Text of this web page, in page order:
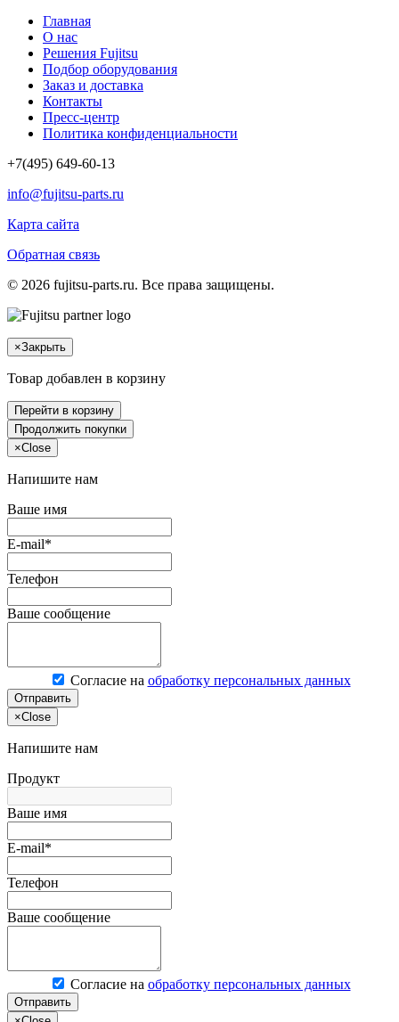
Главная
О нас
Решения Fujitsu
Подбор оборудования
Заказ и доставка
Контакты
Пресс-центр
Политика конфиденциальности
+7(495) 649-60-13
info@fujitsu-parts.ru
Карта сайта
Обратная связь
© 2026 fujitsu-parts.ru. Все права защищены.
×Закрыть
Товар добавлен в корзину
Перейти в корзину
Продолжить покупки
×Close
Напишите нам
Ваше имя
E-mail*
Телефон
Ваше сообщение
Согласие на обработку персональных данных
Отправить
×Close
Напишите нам
Продукт
Ваше имя
E-mail*
Телефон
Ваше сообщение
Согласие на обработку персональных данных
Отправить